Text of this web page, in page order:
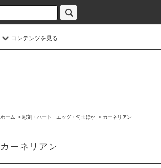
コンテンツを見る
ホーム > 彫刻・ハート・エッグ・勾玉ほか > カーネリアン
カーネリアン